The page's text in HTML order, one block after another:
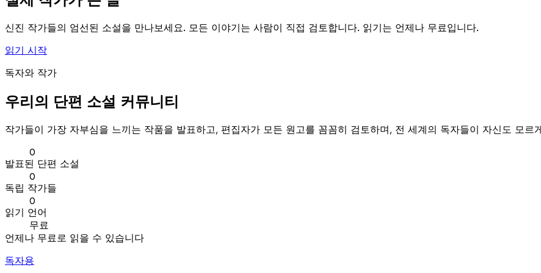
신진 작가들의 엄선된 소설을 만나보세요. 모든 이야기는 사람이 직접 검토합니다. 읽기는 언제나 무료입니다.
읽기 시작
독자와 작가
우리의 단편 소설 커뮤니티
작가들이 가장 자부심을 느끼는 작품을 발표하고, 편집자가 모든 원고를 꼼꼼히 검토하며, 전 세계의 독자들이 자신도 모르
0
발표된 단편 소설
0
독립 작가들
0
읽기 언어
무료
언제나 무료로 읽을 수 있습니다
독자용